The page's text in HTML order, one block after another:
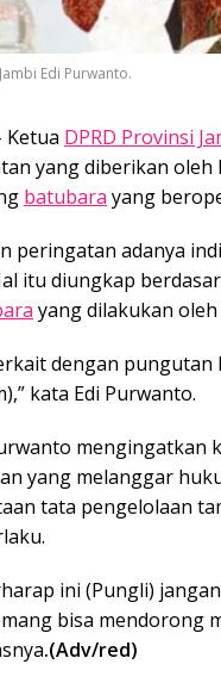
Edi Purwanto.
Ketua DPRD Provinsi
yang diberikan oleh
batubara yang
peringatan adanya
itu diungkap
yang dilakukan oleh
dengan
kata Edi Purwanto.
yang melanggar
tata pengelolaan
ini (Pungli)
bisa mendorong
.(Adv/red)